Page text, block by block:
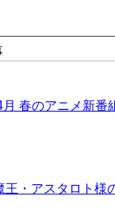
春のアニメ新番
王・アスタロト様